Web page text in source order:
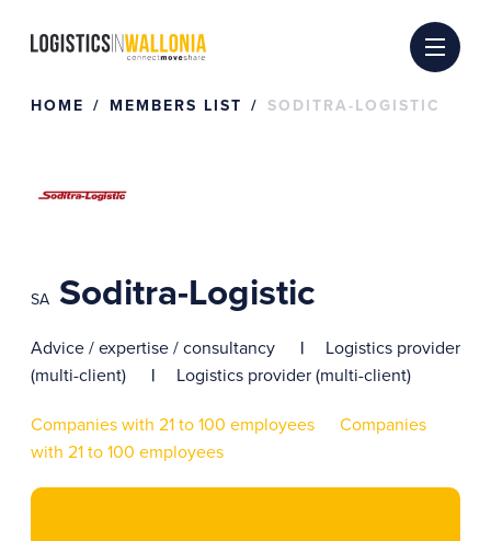
HOME MEMBERS LIST SODITRA-LOGISTIC
SA Soditra-Logistic
Advice / expertise / consultancy
Logistics provider
(multi-client)
Logistics provider (multi-client)
Companies with 21 to 100 employees
Companies
with 21 to 100 employees